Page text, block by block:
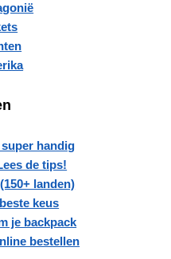
handig
de tips!
landen)
keus
je backpack
bestellen